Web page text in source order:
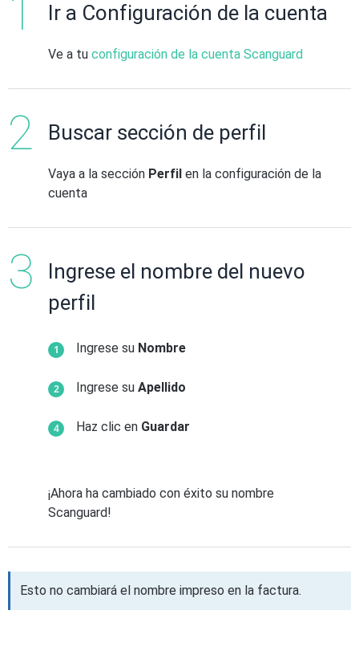
Ir a Configuración de la cuenta
Ve a tu configuración de la cuenta Scanguard
Buscar sección de perfil
Vaya a la sección Perfil en la configuración de la
cuenta
Ingrese el nombre del nuevo
perfil
Ingrese su Nombre
Ingrese su Apellido
Haz clic en Guardar
¡Ahora ha cambiado con éxito su nombre
Scanguard!
Esto no cambiará el nombre impreso en la factura.